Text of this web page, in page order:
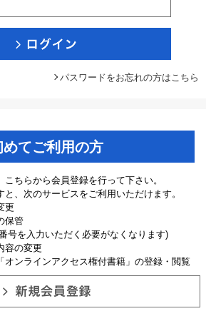
パスワードをお忘れの方はこちら
めてご利用の方
ちらから会員登録を行って下さい。
、次のサービスをご利用いただけます。
更
保管
号を入力いただく必要がなくなります)
容の変更
オンラインアクセス権付書籍」の登録・閲覧